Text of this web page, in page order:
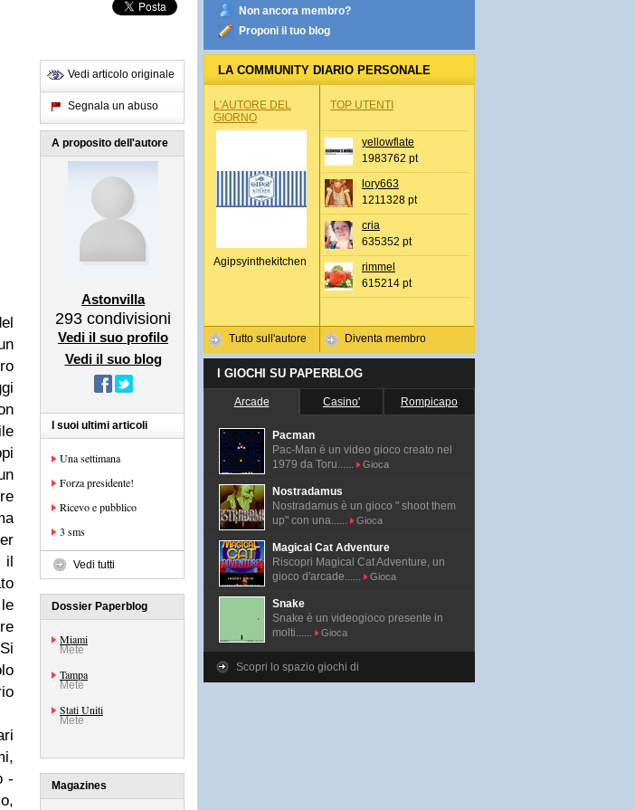
il
-
Vedi articolo originale
Segnala un abuso
A proposito dell'autore
Astonvilla
293 condivisioni
Vedi il suo profilo
Vedi il suo blog
I suoi ultimi articoli
Una settimana
Forza presidente!
Ricevo e pubblico
3 sms
Vedi tutti
Dossier Paperblog
Miami
Mete
Tampa
Mete
Stati Uniti
Mete
Magazines
Non ancora membro?
Proponi il tuo blog
LA COMMUNITY DIARIO PERSONALE
L'AUTORE DEL
GIORNO
Agipsyinthekitchen
Tutto sull'autore
TOP UTENTI
yellowflate
1983762 pt
lory663
1211328 pt
cria
635352 pt
rimmel
615214 pt
Diventa membro
I GIOCHI SU PAPERBLOG
Arcade Casino' Rompicapo
Pacman
Pac-Man é un video gioco creato nel
1979 da Toru......
Gioca
Nostradamus
Nostradamus è un gioco " shoot them
up" con una......
Gioca
Magical Cat Adventure
Riscopri Magical Cat Adventure, un
gioco d'arcade......
Gioca
Snake
Snake è un videogioco presente in
molti......
Gioca
Scopri lo spazio giochi di